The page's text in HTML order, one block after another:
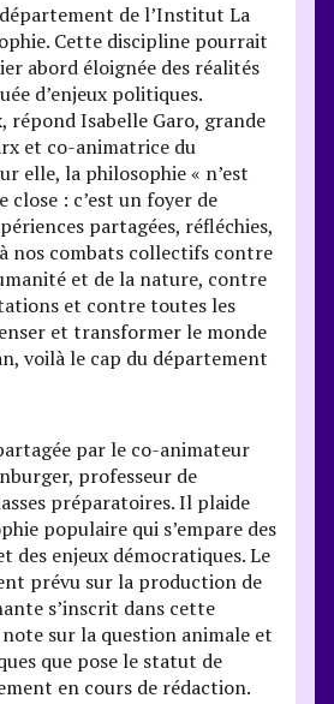
de l’Institut La
Cette discipline pourrait
abord éloignée des réalités
d’enjeux politiques.
répond Isabelle Garo, grande
et co-animatrice du
elle, la philosophie « n’est
close : c’est un foyer de
partagées, réfléchies,
nos combats collectifs contre
et de la nature, contre
et contre toutes les
et transformer le monde
voilà le cap du département
par le co-animateur
professeur de
préparatoires. Il plaide
populaire qui s’empare des
des enjeux démocratiques. Le
prévu sur la production de
s’inscrit dans cette
sur la question animale et
que pose le statut de
en cours de rédaction.